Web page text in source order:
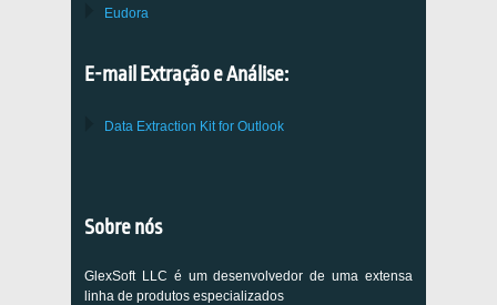
Eudora
E-mail Extração e Análise:
Data Extraction Kit for Outlook
Sobre nós
GlexSoft LLC é um desenvolvedor de uma extensa
linha de produtos especializados